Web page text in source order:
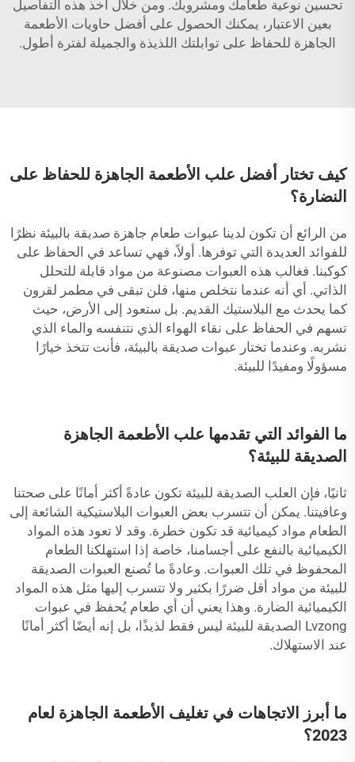
تحسين نوعية طعامك ومشروبك. ومن خلال أخذ هذه التفاصيل
بعين الاعتبار، يمكنك الحصول على أفضل حاويات الأطعمة
الجاهزة للحفاظ على توابلتك اللذيذة والجميلة لفترة أطول.
كيف تختار أفضل علب الأطعمة الجاهزة للحفاظ على
النضارة؟
من الرائع أن تكون لدينا عبوات طعام جاهزة صديقة بالبيئة نظرًا
للفوائد العديدة التي توفرها. أولاً، فهي تساعد في الحفاظ على
كوكبنا. فغالب هذه العبوات مصنوعة من مواد قابلة للتحلل
الذاتي. أي أنه عندما نتخلص منها، فلن تبقى في مطمر لقرون
كما يحدث مع البلاستيك القديم. بل ستعود إلى الأرض، حيث
تسهم في الحفاظ على نقاء الهواء الذي نتنفسه والماء الذي
نشربه. وعندما تختار عبوات صديقة بالبيئة، فأنت تتخذ خيارًا
مسؤولًا ومفيدًا للبيئة.
ما الفوائد التي تقدمها علب الأطعمة الجاهزة
الصديقة للبيئة؟
ثانيًا، فإن العلب الصديقة للبيئة تكون عادةً أكثر أمانًا على صحتنا
وعافيتنا. يمكن أن تتسرب بعض العبوات البلاستيكية الشائعة إلى
الطعام مواد كيميائية قد تكون خطرة. وقد لا تعود هذه المواد
الكيميائية بالنفع على أجسامنا، خاصة إذا استهلكنا الطعام
المحفوظ في تلك العبوات. وعادةً ما تُصنع العبوات الصديقة
للبيئة من مواد أقل ضررًا بكثير ولا تتسرب إليها مثل هذه المواد
الكيميائية الضارة. وهذا يعني أن أي طعام يُحفظ في عبوات
Lvzong الصديقة للبيئة ليس فقط لذيذًا، بل إنه أيضًا أكثر أمانًا
عند الاستهلاك.
ما أبرز الاتجاهات في تغليف الأطعمة الجاهزة لعام
2023؟